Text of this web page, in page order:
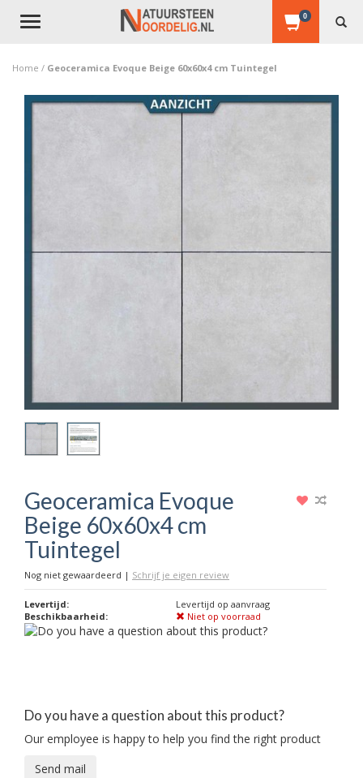
Toggle
0
Home / Geoceramica Evoque Beige 60x60x4 cm Tuintegel
Geoceramica Evoque
Beige 60x60x4 cm
Tuintegel
Nog niet gewaardeerd | Schrijf je eigen review
Levertijd:
Levertijd op aanvraag
Beschikbaarheid:
Niet op voorraad
Do you have a question about this product?
Our employee is happy to help you find the right product
Send mail